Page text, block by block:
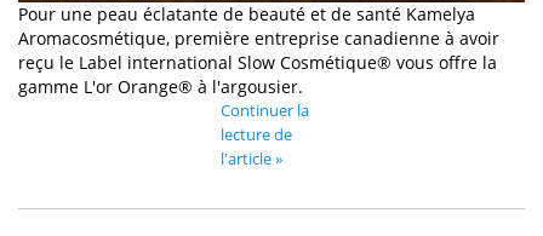
Pour une peau éclatante de beauté et de santé Kamelya
Aromacosmétique, première entreprise canadienne à avoir
reçu le Label international Slow Cosmétique® vous offre la
gamme L'or Orange® à l'argousier.
Continuer la
lecture de
l'article »